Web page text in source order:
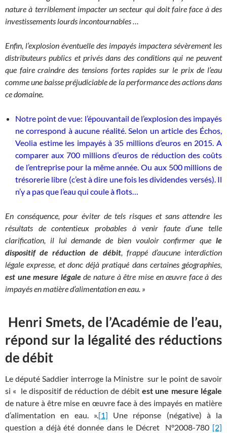
nature à terriblement impacter un secteur qui doit faire face à des
investissements lourds incontournables …
Enfin, l’explosion éventuelle des impayés impactera sévèrement les
distributeurs publics et privés dans des conditions qui ne peuvent
que faire craindre des tensions fortes rapides sur le prix de l’eau
comme une baisse préjudiciable de la performance des actions dans
ce domaine.
Notre point de vue: l’épouvantail de l’explosion des impayés
ne correspond à aucune réalité. Selon un article des Échos,
Veolia estime les impayés à 35 millions d’euros en 2015. A
comparer aux 700 millions d’euros de réduction des coûts
de l’entreprise pour la même année. Ou aux 500 millions de
trésorerie libre (c’est à dire une fois les dividendes versés). Il
n’y a pas que l’eau qui coule à flots…
En conséquence, pour éviter de tels risques et sans attendre les
résultats de contentieux probables à venir faute d’une telle
clarification, il lui demande de bien vouloir confirmer que le
dispositif de réduction de débit, frappé d’aucune interdiction
légale expresse, et donc déjà pratiqué dans certaines géographies,
est une mesure légalede nature à être mise en œuvre face à des
impayés en matière d’alimentation en eau. »
Henri Smets, de l’Académie de l’eau,
répond sur la légalité des réductions
de débit
Le député Saddier interroge la Ministre sur le point de savoir
si « le dispositif de réduction de débit est une mesure légale
de nature à être mise en œuvre face à des impayés en matière
d’alimentation en eau. ».[1] Une réponse (négative) à la
question a déjà été donnée dans le Décret N°2008-780 [2]